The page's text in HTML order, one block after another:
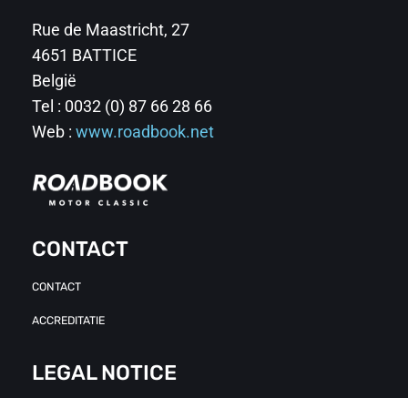
Rue de Maastricht, 27
4651 BATTICE
België
Tel : 0032 (0) 87 66 28 66
Web :www.roadbook.net
CONTACT
CONTACT
ACCREDITATIE
LEGAL NOTICE